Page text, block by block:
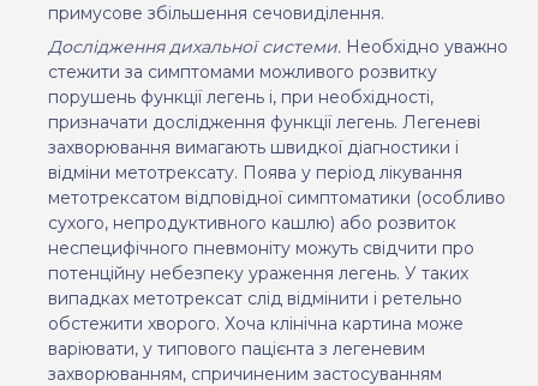
примусове збільшення сечовиділення.
Дослідження дихальної системи. Необхідно уважно
стежити за симптомами можливого розвитку
порушень функції легень і, при необхідності,
призначати дослідження функції легень. Легеневі
захворювання вимагають швидкої діагностики і
відміни метотрексату. Поява у період лікування
метотрексатом відповідної симптоматики (особливо
сухого, непродуктивного кашлю) або розвиток
неспецифічного пневмоніту можуть свідчити про
потенційну небезпеку ураження легень. У таких
випадках метотрексат слід відмінити і ретельно
обстежити хворого. Хоча клінічна картина може
варіювати, у типового пацієнта з легеневим
захворюванням, спричиненим застосуванням